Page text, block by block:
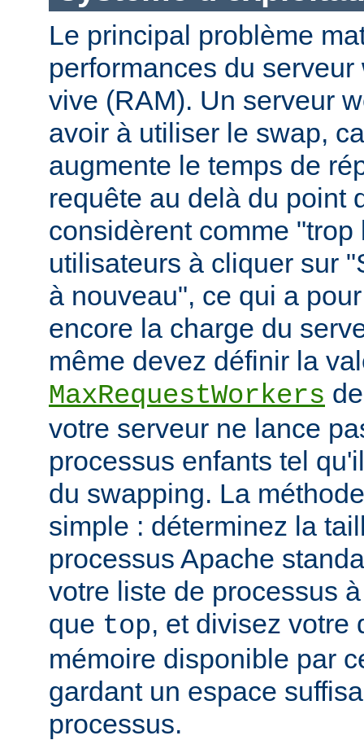
Le principal problème
performances du
vive (RAM). Un serveur
avoir à utiliser le swap,
augmente le temps de
requête au delà du point
considèrent comme
utilisateurs à cliquer sur
à nouveau", ce qui a
encore la charge du
même devez définir la
MaxRequestWorkers
votre serveur ne lance
processus enfants tel
du swapping. La
simple : déterminez la
processus Apache
votre liste de processus
que top, et divisez votre
mémoire disponible par
gardant un espace
processus.